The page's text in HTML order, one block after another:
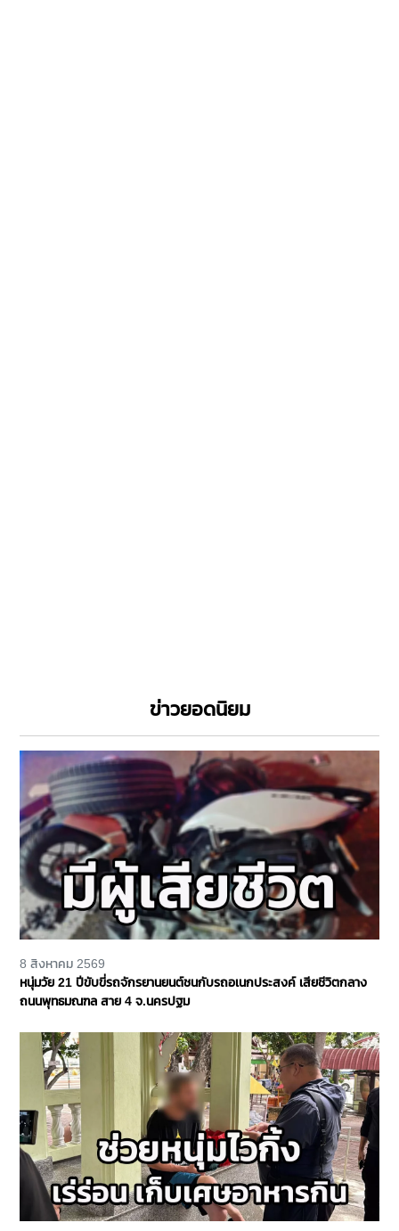
ข่าวยอดนิยม
8 สิงหาคม 2569
หนุ่มวัย 21 ปีขับขี่รถจักรยานยนต์ชนกับรถอเนกประสงค์ เสียชีวิตกลาง
ถนนพุทธมณฑล สาย 4 จ.นครปฐม